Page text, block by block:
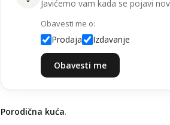
Javićemo vam kada se pojavi
Obavesti me o:
Prodaja Izdavanje
Obavesti me
Porodična kuća.